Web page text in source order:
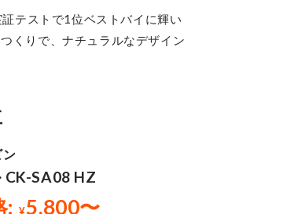
テストで1位ベストバイに輝い
くりで、ナチュラルなデザイン